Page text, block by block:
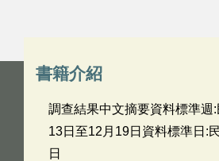
書籍介紹
調查結果中文摘要資料標準週:
13日至12月19日資料標準日:
日